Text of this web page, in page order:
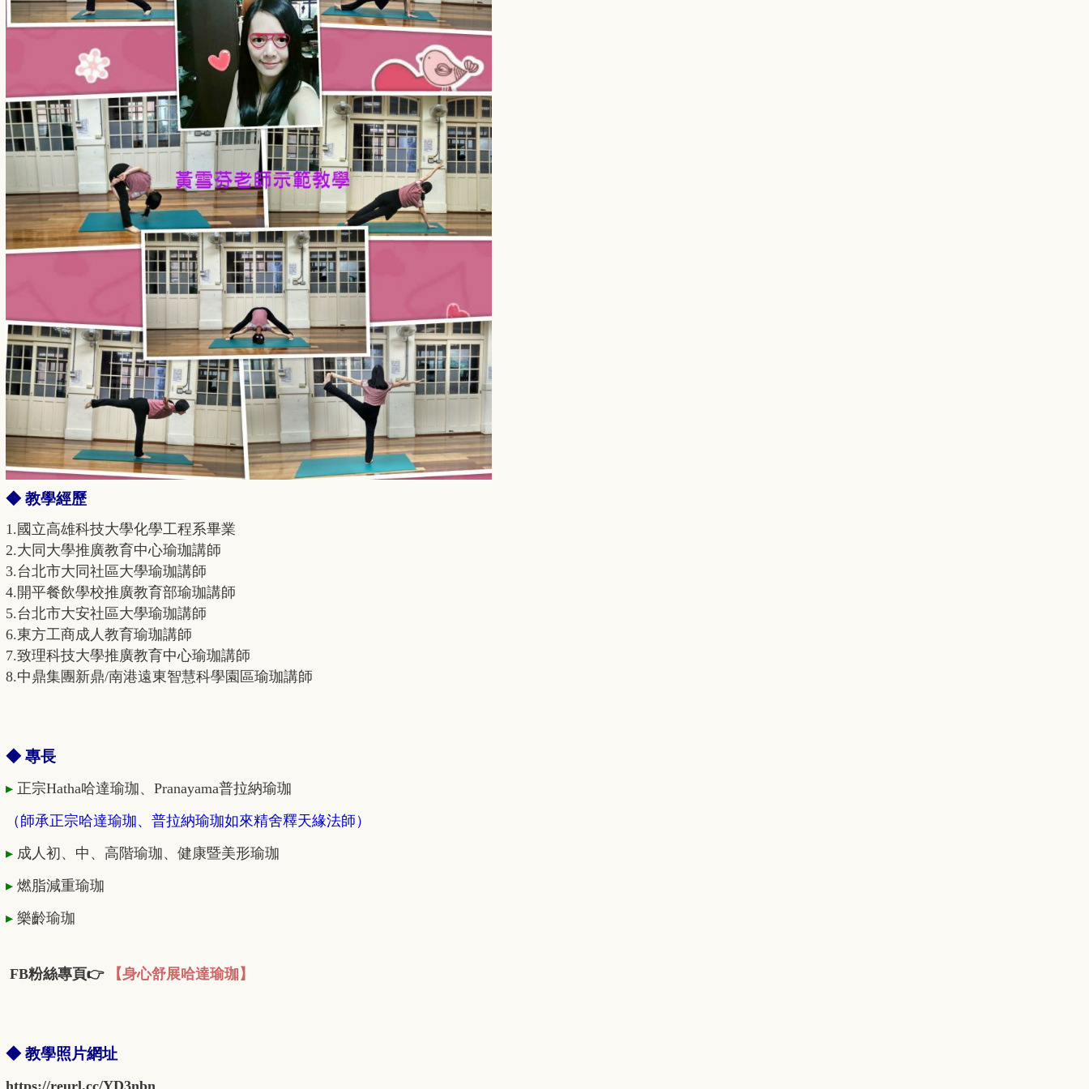
◆ 教學經歷
1.國立高雄科技大學化學工程系畢業
2.大同大學推廣教育中心瑜珈講師
3.台北市大同社區大學瑜珈講師
4.開平餐飲學校推廣教育部瑜珈講師
5.台北市大安社區大學瑜珈講師
6.東方工商成人教育瑜珈講師
7.致理科技大學推廣教育中心瑜珈講師
8.中鼎集團新鼎/南港遠東智慧科學園區瑜珈講師
◆ 專長
▸ 正宗Hatha哈達瑜珈、Pranayama普拉納瑜珈
（師承正宗哈達瑜珈、普拉納瑜珈如來精舍釋天緣法師）
▸ 成人初、中、高階瑜珈、健康暨美形瑜珈
▸ 燃脂減重瑜珈
▸ 樂齡瑜珈
FB粉絲專頁👉 【身心舒展哈達瑜珈】
◆ 教學照片網址